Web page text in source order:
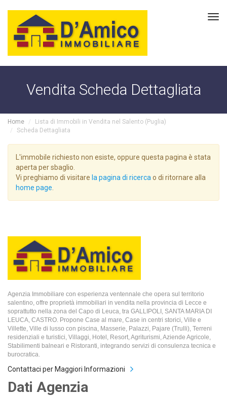
Vendita Scheda Dettagliata
Home
Lista di Immobili in Vendita nel Salento (Puglia)
Scheda Dettagliata
L'immobile richiesto non esiste, oppure questa pagina è stata
aperta per sbaglio.
Vi preghiamo di visitare la pagina di ricercao di ritornare alla
home page.
Agenzia Immobiliare con esperienza ventennale che opera sul territorio
salentino, offre proprietà immobiliari in vendita nella provincia di Lecce e
soprattutto nella zona del Capo di Leuca, tra GALLIPOLI, SANTA MARIA DI
LEUCA, CASTRO. Propone Case al mare, Case in centri storici, Ville e
Villette, Ville di lusso con piscina, Masserie, Palazzi, Pajare (Trulli), Terreni
residenziali e turistici, Villaggi, Hotel, Resort, Agriturismi, Aziende Agricole,
Stabilimenti balneari e Ristoranti, integrando servizi di consulenza tecnica e
burocratica.
Contattaci per Maggiori Informazioni
Dati Agenzia